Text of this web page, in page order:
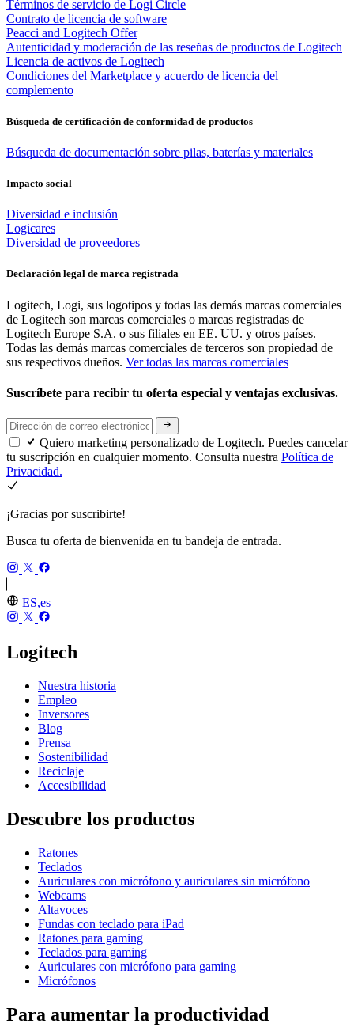
Términos de servicio de Logi Circle
Contrato de licencia de software
Peacci and Logitech Offer
Autenticidad y moderación de las reseñas de productos de Logitech
Licencia de activos de Logitech
Condiciones del Marketplace y acuerdo de licencia del
complemento
Búsqueda de certificación de conformidad de productos
Búsqueda de documentación sobre pilas, baterías y materiales
Impacto social
Diversidad e inclusión
Logicares
Diversidad de proveedores
Declaración legal de marca registrada
Logitech, Logi, sus logotipos y todas las demás marcas comerciales
de Logitech son marcas comerciales o marcas registradas de
Logitech Europe S.A. o sus filiales en EE. UU. y otros países.
Todas las demás marcas comerciales de terceros son propiedad de
sus respectivos dueños. Ver todas las marcas comerciales
Suscríbete para recibir tu oferta especial y ventajas exclusivas.
Quiero marketing personalizado de Logitech. Puedes cancelar
tu suscripción en cualquier momento. Consulta nuestra Política de
Privacidad.
¡Gracias por suscribirte!
Busca tu oferta de bienvenida en tu bandeja de entrada.
ES,es
Logitech
Nuestra historia
Empleo
Inversores
Blog
Prensa
Sostenibilidad
Reciclaje
Accesibilidad
Descubre los productos
Ratones
Teclados
Auriculares con micrófono y auriculares sin micrófono
Webcams
Altavoces
Fundas con teclado para iPad
Ratones para gaming
Teclados para gaming
Auriculares con micrófono para gaming
Micrófonos
Para aumentar la productividad